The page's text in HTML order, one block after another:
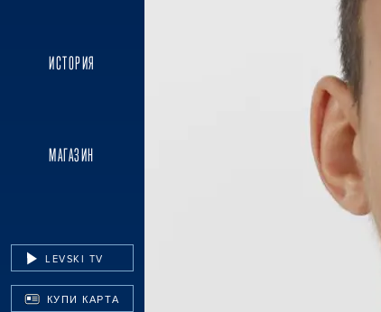
ИСТОРИЯ
МАГАЗИН
LEVSKI TV
КУПИ КАРТА